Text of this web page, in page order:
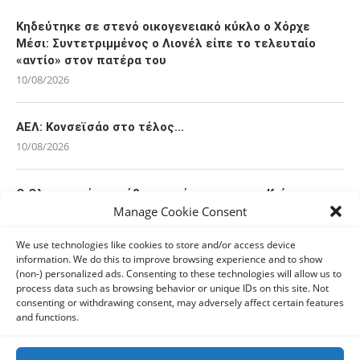
Manage Cookie Consent
We use technologies like cookies to store and/or access device
information. We do this to improve browsing experience and to show
(non-) personalized ads. Consenting to these technologies will allow us to
process data such as browsing behavior or unique IDs on this site. Not
consenting or withdrawing consent, may adversely affect certain features
and functions.
Κηδεύτηκε σε στενό οικογενειακό κύκλο ο Χόρχε
Μέσι: Συντετριμμένος ο Λιονέλ είπε το τελευταίο
«αντίο» στον πατέρα του
10/08/2026
ΑΕΛ: Κονσεϊσάο στο τέλος…
10/08/2026
O Ολυμπιακός κατέθεσε πρόταση για τον Κρίστιαν
Κάσερες της Τουλούζ
Απόλλων: Το παζλ της ενδεκάδας
10/08/2026
Ευρωπαϊκό πρωτάθλημα στίβου: Απόβαση στο